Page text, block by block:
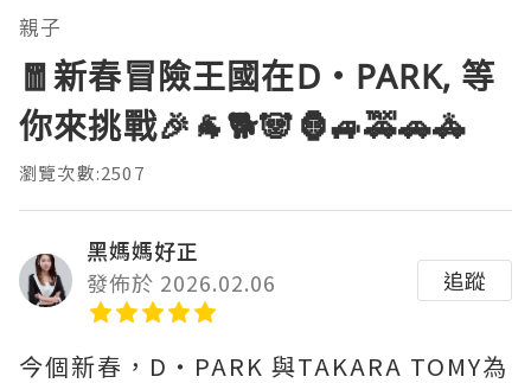
親子
🧧新春冒險王國在D‧PARK, 等
你來挑戰🎉🐐🐕🐼🦍🚙🚕🚗🚓
瀏覽次數:2507
黑媽媽好正
發佈於 2026.02.06
追蹤
今個新春，D‧PARK 與TAKARA TOMY為